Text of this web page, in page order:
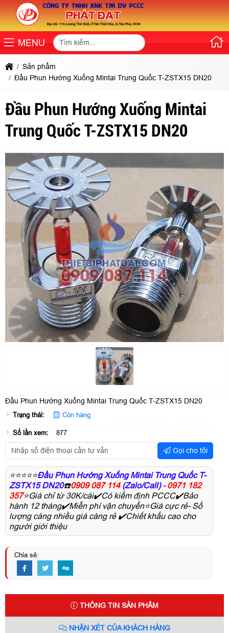
MENU
Sản phẩm
Đầu Phun Hướng Xuống Mintai Trung Quốc T-ZSTX15 DN20
Đầu Phun Hướng Xuống Mintai
Trung Quốc T-ZSTX15 DN20
Đầu Phun Hướng Xuống Mintai Trung Quốc T-ZSTX15 DN20
Trạng thái: Còn hàng
Số lần xem: 877
Gọi cho tôi
⭐⭐⭐⭐⭐Đầu Phun Hướng Xuống Mintai Trung Quốc T-
ZSTX15 DN20☎️0909 087 114 (Zalo/Call) - 0971 182
357⭐Giá chỉ từ 30K/cái✔️Có kiểm định PCCC✔️Bảo
hành 12 tháng✔️Miễn phí vận chuyển⭐Giá cực rẻ- Số
lượng càng nhiều giá càng rẻ ✔️Chiết khấu cao cho
người giới thiệu
Chia sẻ:
THÔNG TIN SẢN PHẨM
NHẬN XÉT CỦA KHÁCH HÀNG